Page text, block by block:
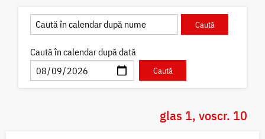
Caută în calendar după dată
glas 1, voscr. 10